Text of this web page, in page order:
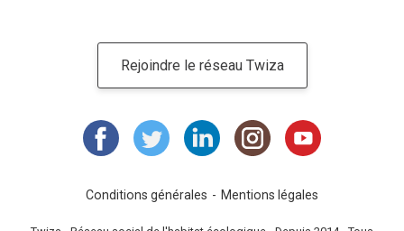
Rejoindre le réseau Twiza
Conditions générales Mentions légales